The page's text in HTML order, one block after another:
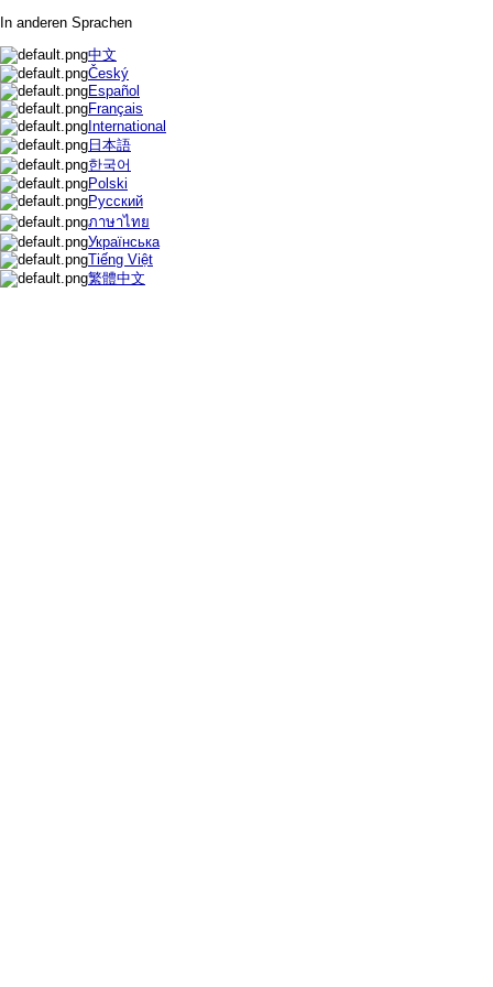
In anderen Sprachen
中文
Český
Español
Français
International
日本語
한국어
Polski
Русский
ภาษาไทย
Українська
Tiếng Việt
繁體中文